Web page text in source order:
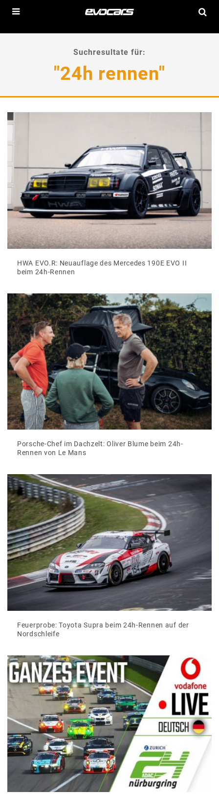
Suchresultate für:
"24h rennen"
HWA EVO.R: Neuauflage des Mercedes 190E EVO II
beim 24h-Rennen
Porsche-Chef im Dachzelt: Oliver Blume beim 24h-
Rennen von Le Mans
Feuerprobe: Toyota Supra beim 24h-Rennen auf der
Nordschleife